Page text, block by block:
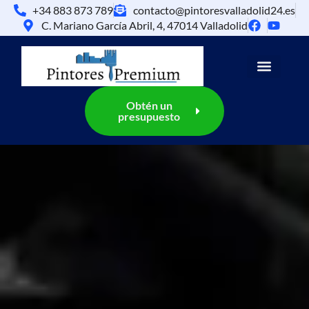
+34 883 873 789
contacto@pintoresvalladolid24.es
C. Mariano García Abril, 4, 47014 Valladolid
Obtén un
presupuesto